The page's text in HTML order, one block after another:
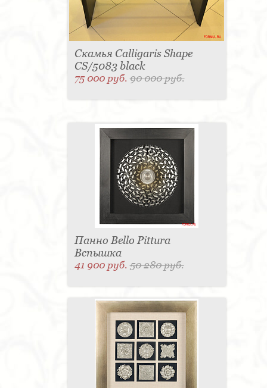
Скамья Calligaris Shape
CS/5083 black
75 000 руб.90 000 руб.
Панно Bello Pittura
Вспышка
41 900 руб.50 280 руб.